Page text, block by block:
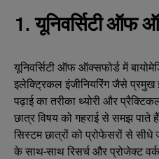
1. यूनिवर्सिटी ऑफ
यूनिवर्सिटी ऑफ ऑक्सफोर्ड में
इलेक्ट्रिकल इंजीनियरिंग जैसे प्रमुख
पढ़ाई का तरीका थ्योरी और
छात्र विषय को गहराई से समझ पाते
सिस्टम छात्रों को प्रोफेसरों से
के साथ-साथ रिसर्च और प्रोजेक्ट वर्क